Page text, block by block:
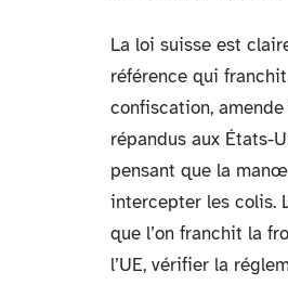
La loi suisse est
référence qui
confiscation,
répandus aux États-
pensant que la
intercepter les colis.
que l’on franchit la
l’UE, vérifier la